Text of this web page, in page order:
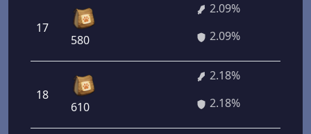
17
580
2.09%
2.09%
18
610
2.18%
2.18%